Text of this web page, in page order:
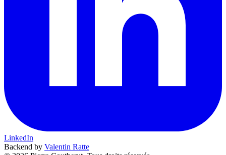
LinkedIn
Backend by Valentin Ratte